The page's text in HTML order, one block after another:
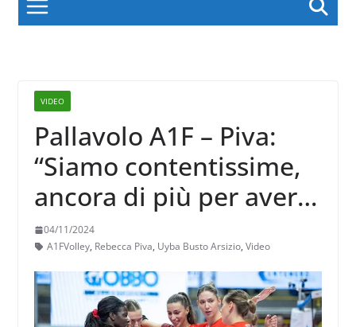
VIDEO
Pallavolo A1F – Piva:
“Siamo contentissime,
ancora di più per aver
vinto davanti ai nostri
tifosi”
04/11/2024
A1FVolley, Rebecca Piva, Uyba Busto Arsizio, Video